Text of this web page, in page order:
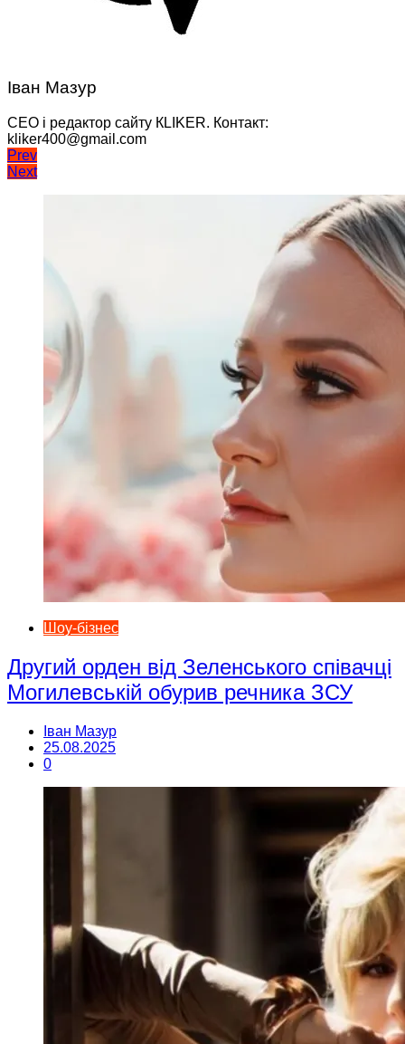
Іван Мазур
CEO і редактор сайту КLIKER. Контакт:
kliker400@gmail.com
Навігація
записів
Prev
Next
Шоу-бізнес
Другий орден від Зеленського співачці
Могилевській обурив речника ЗСУ
Іван Мазур
25.08.2025
0